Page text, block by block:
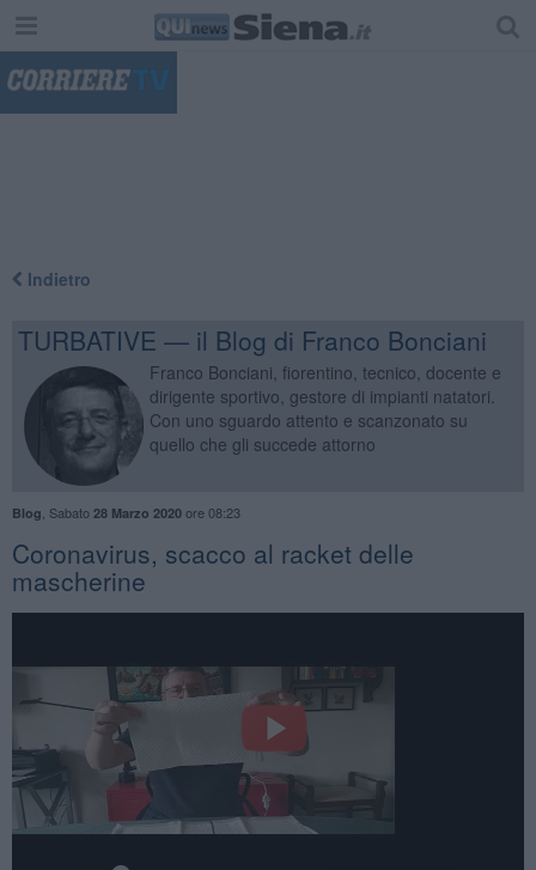
Indietro
TURBATIVE — il Blog di Franco Bonciani
Franco Bonciani, fiorentino, tecnico, docente e
dirigente sportivo, gestore di impianti natatori.
Con uno sguardo attento e scanzonato su
quello che gli succede attorno
Blog Sabato 28 Marzo 2020ore 08:23
Coronavirus, scacco al racket delle
mascherine